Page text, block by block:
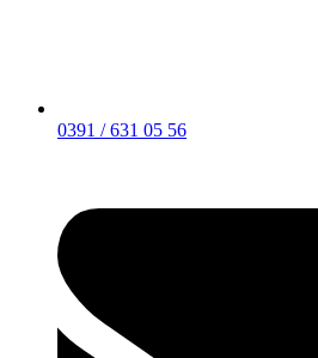
0391 / 631 05 56